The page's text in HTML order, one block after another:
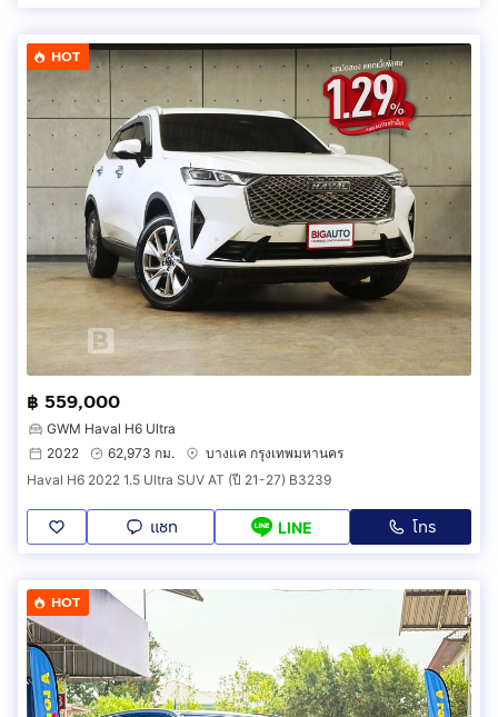
HOT
฿ 559,000
GWM Haval H6 Ultra
2022
62,973 กม.
บางแค กรุงเทพมหานคร
Haval H6 2022 1.5 Ultra SUV AT (ปี 21-27) B3239
แชท LINE โทร
HOT